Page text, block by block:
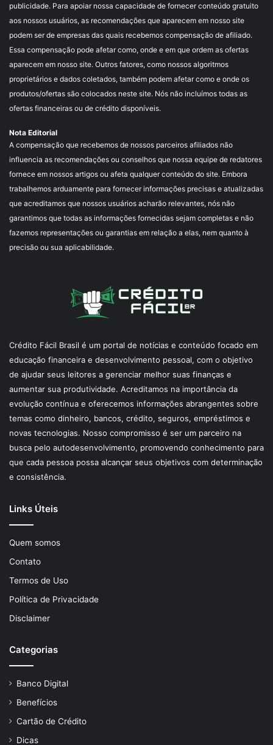
publicidade. Para apoiar nossa capacidade de fornecer conteúdo gratuito
aos nossos usuários, as recomendações que aparecem em nosso site
podem ser de empresas das quais recebemos compensação de afiliado.
Essa compensação pode afetar como, onde e em que ordem as ofertas
aparecem em nosso site. Outros fatores, como nossos algoritmos
proprietários e dados coletados, também podem afetar como e onde os
produtos/ofertas são colocados neste site. Nós não incluímos todas as
ofertas financeiras ou de crédito disponíveis.
Nota Editorial
A compensação que recebemos de nossos parceiros afiliados não
influencia as recomendações ou conselhos que nossa equipe de redatores
fornece em nossos artigos ou afeta qualquer conteúdo do site. Embora
trabalhemos arduamente para fornecer informações precisas e atualizadas
que acreditamos que nossos usuários acharão relevantes, nós não
garantimos que todas as informações fornecidas sejam completas e não
fazemos representações ou garantias em relação a elas, nem quanto à
precisão ou sua aplicabilidade.
Crédito Fácil Brasil é um portal de notícias e conteúdo focado em
educação financeira e desenvolvimento pessoal, com o objetivo
de ajudar seus leitores a gerenciar melhor suas finanças e
aumentar sua produtividade. Acreditamos na importância da
evolução contínua e oferecemos informações abrangentes sobre
temas como dinheiro, bancos, crédito, seguros, empréstimos e
novas tecnologias. Nosso compromisso é ser um parceiro na
busca pelo autodesenvolvimento, promovendo conhecimento para
que cada pessoa possa alcançar seus objetivos com determinação
e consistência.
Links Úteis
Quem somos
Contato
Termos de Uso
Política de Privacidade
Disclaimer
Categorias
Banco Digital
Benefícios
Cartão de Crédito
Dicas